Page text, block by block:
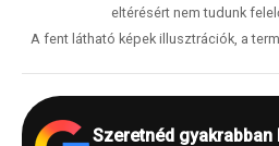
eltérésért nem tudunk
A fent látható képek illusztrációk, a
Szeretnéd